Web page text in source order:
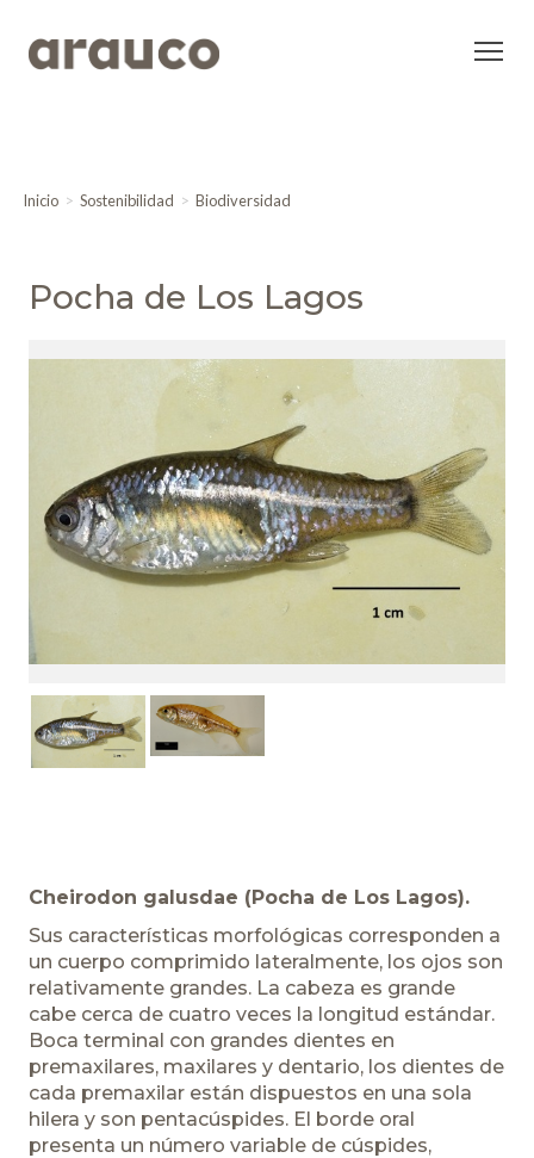
Inicio Sostenibilidad Biodiversidad
Pocha de Los Lagos
Cheirodon galusdae (Pocha de Los Lagos).
Sus características morfológicas corresponden a
un cuerpo comprimido lateralmente, los ojos son
relativamente grandes. La cabeza es grande
cabe cerca de cuatro veces la longitud estándar.
Boca terminal con grandes dientes en
premaxilares, maxilares y dentario, los dientes de
cada premaxilar están dispuestos en una sola
hilera y son pentacúspides. El borde oral
presenta un número variable de cúspides,